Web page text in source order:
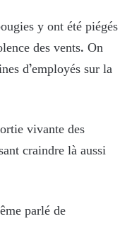
y ont été piégés
des vents. On
d’employés sur la
vivante des
craindre là aussi
parlé de